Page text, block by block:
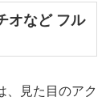
オなど フル
、見た目のアク